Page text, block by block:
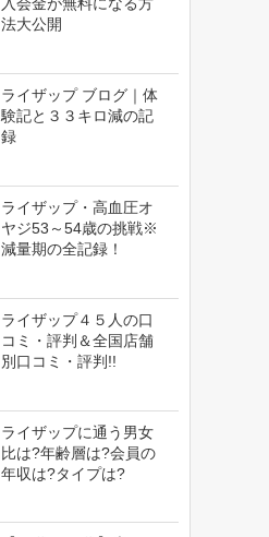
法大公開
ライザップ ブログ｜体
験記と３３キロ減の記
録
ライザップ・高血圧オ
ヤジ53～54歳の挑戦※
減量期の全記録！
ライザップ４５人の口
コミ・評判＆全国店舗
別口コミ・評判!!
ライザップに通う男女
比は?年齢層は?会員の
年収は?タイプは?